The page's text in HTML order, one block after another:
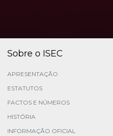
Sobre o ISEC
APRESENTAÇÃO
ESTATUTOS
FACTOS E NÚMEROS
HISTÓRIA
INFORMAÇÃO OFICIAL